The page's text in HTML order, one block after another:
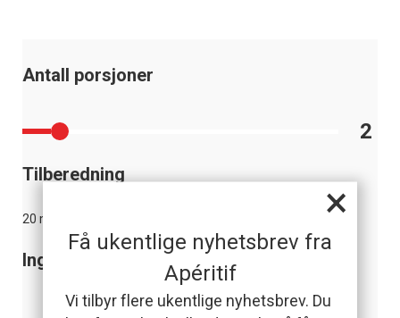
×
Få ukentlige nyhetsbrev fra
Apéritif
Vi tilbyr flere ukentlige nyhetsbrev. Du
Antall porsjoner
2
Tilberedning
20 minutter
Ingredienser
butterdeig